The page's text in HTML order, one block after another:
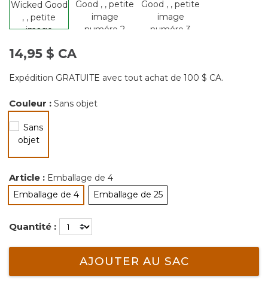
14,95 $ CA
Expédition GRATUITE avec tout achat de 100 $ CA.
Couleur : Sans objet
Article : Emballage de 4
Emballage de 4
sélectionné
Emballage de 25
Quantité :
AJOUTER AU SAC